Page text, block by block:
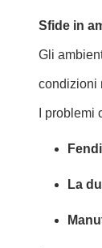
Sfide in
Gli
condizioni
I
La